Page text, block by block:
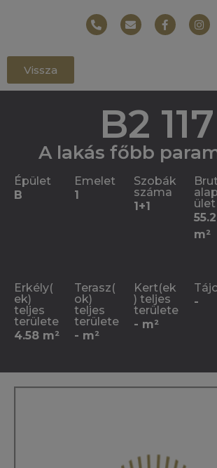
Vissza
B2 117
A lakás főbb
Épület
B
Emelet
1
Szobák
száma
1+1
ület
m²
Erkély(
ek)
teljes
területe
4.58 m²
Terasz(
ok)
teljes
területe
- m²
Kert(ek
) teljes
területe
- m²
-